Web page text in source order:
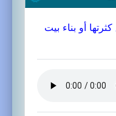
أو بناء بيت